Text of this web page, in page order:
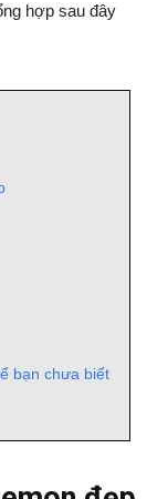
hợp sau đây
bạn chưa biết